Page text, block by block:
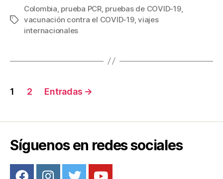
c
e
o
k
tt
er
ail er
e
m
p
tir
Etiquetas
Colombia, prueba PCR, pruebas de COVID-19,
vacunación contra el COVID-19,viajes
internacionales
Navegación
entradas
1 2 Entradas →
Síguenos en redes sociales